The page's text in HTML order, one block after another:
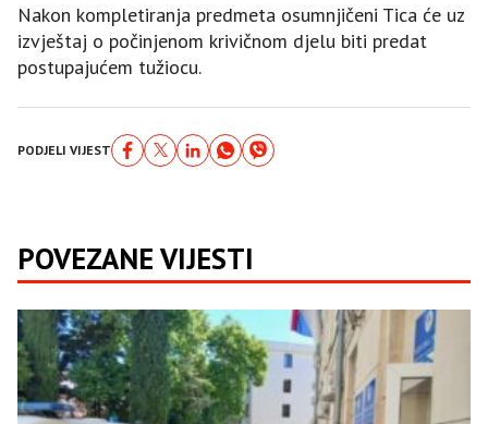
Nakon kompletiranja predmeta osumnjičeni Tica će uz
izvještaj o počinjenom krivičnom djelu biti predat
postupajućem tužiocu.
PODJELI VIJEST
POVEZANE VIJESTI